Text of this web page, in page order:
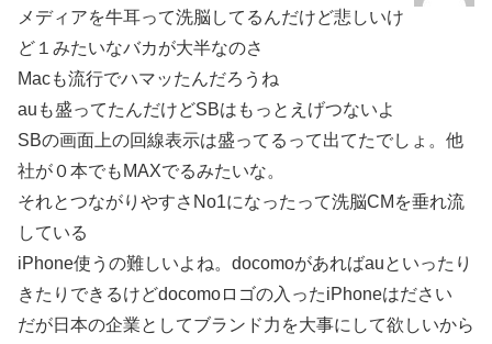
メディアを牛耳って洗脳してるんだけど悲しいけ
ど１みたいなバカが大半なのさ
Macも流行でハマッたんだろうね
auも盛ってたんだけどSBはもっとえげつないよ
SBの画面上の回線表示は盛ってるって出てたでしょ。他
社が０本でもMAXでるみたいな。
それとつながりやすさNo1になったって洗脳CMを垂れ流
している
iPhone使うの難しいよね。docomoがあればauといったり
きたりできるけどdocomoロゴの入ったiPhoneはださい
だが日本の企業としてブランド力を大事にして欲しいから